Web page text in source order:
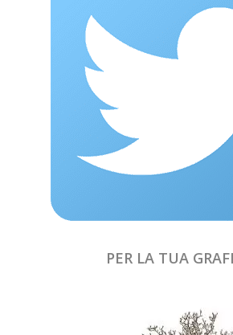
PER LA TUA